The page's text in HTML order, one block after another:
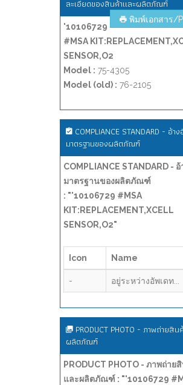
ละเอียดของสินค้าและผลิตภัณฑ์
พิมพ์เอกสาร/
'10106729
#MSA
SENSOR,O2
Model : 75-4305
Model (old) : 76-2105
COMPLIANCE STANDARD - อ้าง
มาตรฐานของผลิตภัณฑ์
COMPLIANCE STANDARD - อ้
มาตรฐานของผลิตภัณฑ์
: "'10106729 #MSA
KIT:REPLACEMENT,XCELL
SENSOR,O2"
Icon Name
- อยู่ระหว่างอัพเดท...
PRODUCT PHOTO - ภาพถ่ายสิน
ผลิตภัณฑ์
PRODUCT PHOTO - ภาพถ่าย
และผลิตภัณฑ์ : "'10106729